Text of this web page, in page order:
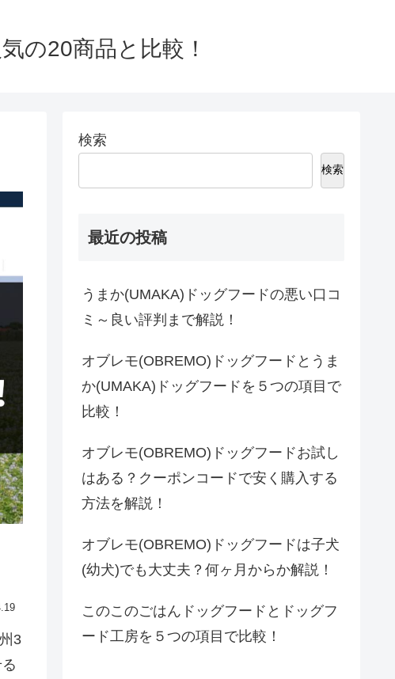
の20商品と比較！
3
検索
検索
最近の投稿
うまか(UMAKA)ドッグフードの悪い口コ
ミ～良い評判まで解説！
オブレモ(OBREMO)ドッグフードとうま
か(UMAKA)ドッグフードを５つの項目で
比較！
オブレモ(OBREMO)ドッグフードお試し
はある？クーポンコードで安く購入する
方法を解説！
オブレモ(OBREMO)ドッグフードは子犬
(幼犬)でも大丈夫？何ヶ月からか解説！
このこのごはんドッグフードとドッグフ
ード工房を５つの項目で比較！